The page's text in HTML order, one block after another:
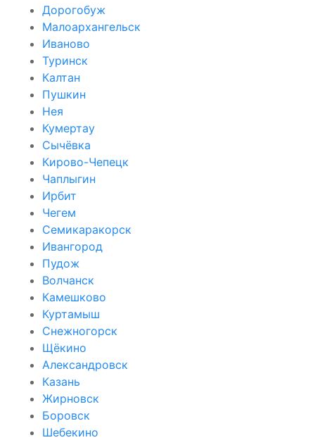
Дорогобуж
Малоархангельск
Иваново
Туринск
Калтан
Пушкин
Нея
Кумертау
Сычёвка
Кирово-Чепецк
Чаплыгин
Ирбит
Чегем
Семикаракорск
Ивангород
Пудож
Волчанск
Камешково
Куртамыш
Снежногорск
Щёкино
Александровск
Казань
Жирновск
Боровск
Шебекино